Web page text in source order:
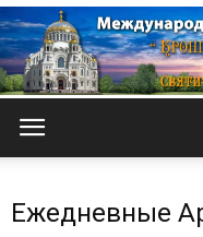
Ежедневные